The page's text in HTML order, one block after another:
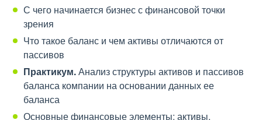
С чего начинается бизнес с финансовой точки
зрения
Что такое баланс и чем активы отличаются от
пассивов
Практикум.Анализ структуры активов и пассивов
баланса компании на основании данных ее
баланса
Основные финансовые элементы: активы,